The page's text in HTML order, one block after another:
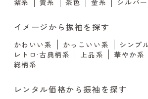
イメージから振袖を探す
かわいい系 かっこいい系
シンプ
レトロ·古典柄系
上品系 華やか系
総柄系
レンタル価格から振袖を探す